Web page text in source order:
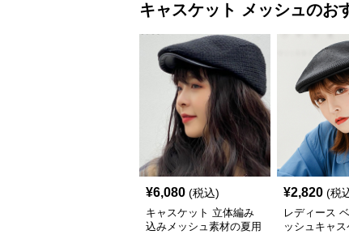
キャスケット メッシュのお
¥6,080 (税込)
キャスケット 立体編み
込みメッシュ素材の夏用
¥2,820 (税
レディース
ッシュキャ